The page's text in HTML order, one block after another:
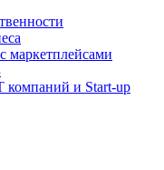
маркетплейсами
компаний и Start-up